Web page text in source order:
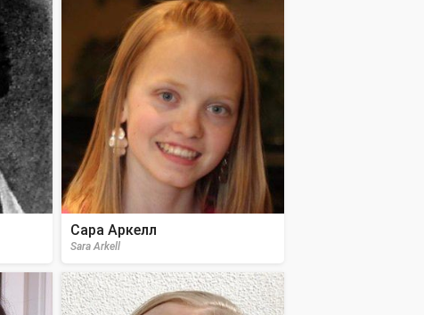
Сара Аркелл
Sara Arkell